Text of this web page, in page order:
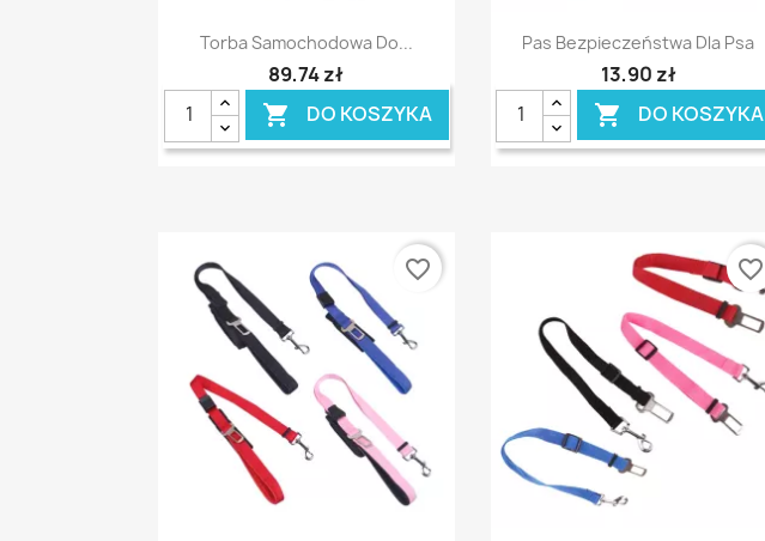
Szybki podgląd
Torba Samochodowa Do...
89,74 zł
 DO KOSZYKA
Szybki podgląd
Pas Bezpieczeństwa Dla Psa
13,90 zł
 DO KOSZYKA
favorite_border favorite_border